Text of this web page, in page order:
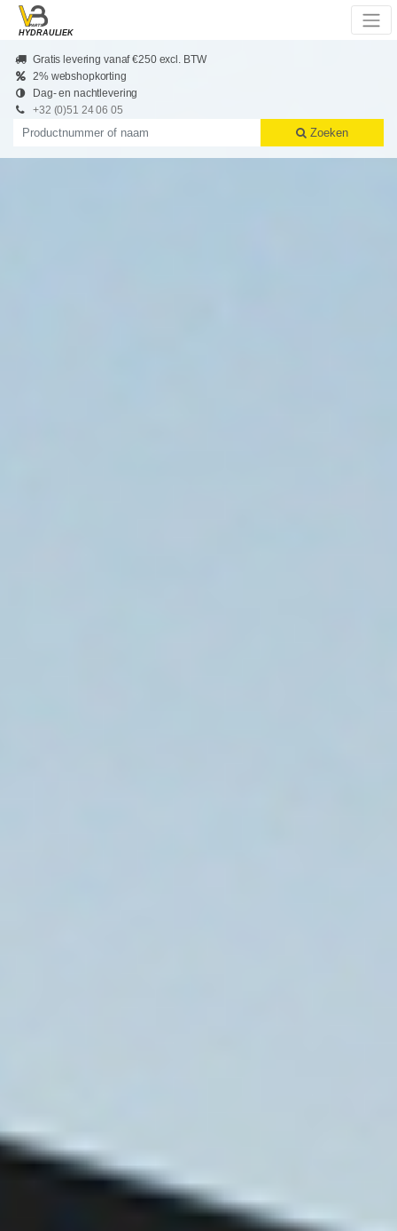
Skip to main content
HYDRAULIEK
Gratis levering vanaf €250 excl. BTW
2% webshopkorting
Dag- en nachtlevering
+32 (0)51 24 06 05
Productnummer of naam
Zoeken